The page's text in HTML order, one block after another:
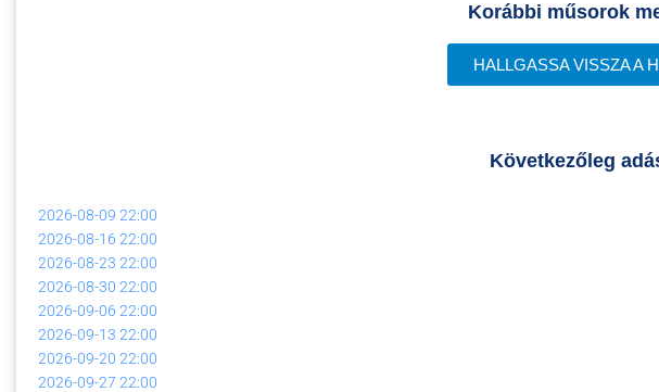
Korábbi műsorok
HALLGASSA VISSZA A
Következőleg
2026-08-09 22:00
2026-08-16 22:00
2026-08-23 22:00
2026-08-30 22:00
2026-09-06 22:00
2026-09-13 22:00
2026-09-20 22:00
2026-09-27 22:00